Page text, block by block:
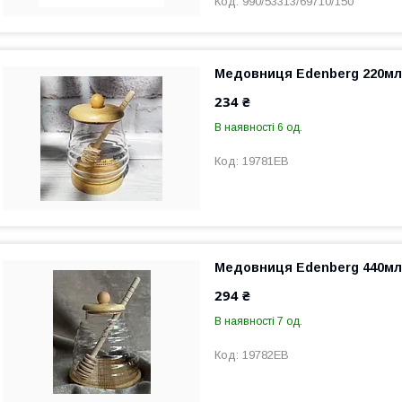
Медовниця Edenberg 220мл
234 ₴
В наявності 6 од.
19781EB
Медовниця Edenberg 440мл
294 ₴
В наявності 7 од.
19782EB